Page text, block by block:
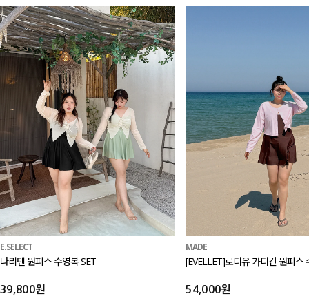
E.SELECT
나리텐 원피스 수영복 SET
39,800원
MADE
[EVELLET]로디유 가디건 원피스
54,000원